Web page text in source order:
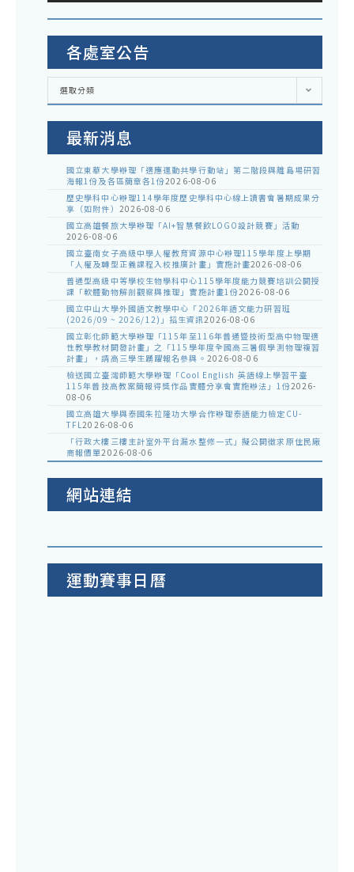
各處室公告
各
室
選取分類
最新消息
國立東華大學辦理「適應運動共學行動站」第二階段與離島場研習
海報1份及各區簡章各1份2026-08-06
歷史學科中心辦理114學年度歷史學科中心線上讀書會暑期成果分
享（如附件） 2026-08-06
國立高雄餐旅大學辦理「AI+智慧餐飲LOGO設計競賽」活動
2026-08-06
國立臺南女子高級中學人權教育資源中心辦理115學年度上學期
「人權及轉型正義課程入校推廣計畫」實施計畫2026-08-06
普通型高級中等學校生物學科中心115學年度能力競賽培訓公開授
課「軟體動物解剖觀察與推理」實施計畫1份2026-08-06
國立中山大學外國語文教學中心「2026年語文能力研習班
(2026/09 ~ 2026/12)」招生資訊2026-08-06
國立彰化師範大學辦理「115年至116年普通暨技術型高中物理適
性教學教材開發計畫」之「115學年度全國高三暑假學測物理複習
計畫」，請高三學生踴躍報名參與。 2026-08-06
檢送國立臺灣師範大學辦理「Cool English 英語線上學習平臺
115年普技高教案簡報得獎作品實體分享會實施辦法」1份2026-
08-06
國立高雄大學與泰國朱拉隆功大學合作辦理泰語能力檢定CU-
TFL2026-08-06
「行政大樓三樓主計室外平台漏水整修一式」擬公開徵求原住民廠
商報價單2026-08-06
網站連結
運動賽事日曆